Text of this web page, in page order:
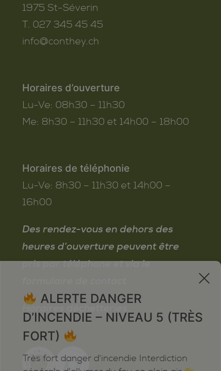
1975 St-Séverin
T. 027 345 45 45
info@conthey.ch
Horaires d’ouverture
Lu-Ve: 08h30 – 11h30
Me: 8h30 – 11h30 et 14h00 – 18h00
Horaires de téléphonie
Lu-Ve: 8h30 – 11h30 et 14h00 –
16h00
Des rendez-vous en dehors des
heures d’ouverture peuvent être
pris par téléphone et via le
Horaires déchetteries
x
ALERTE DANGER
D’INCENDIE – NIVEAU 5 (TRÈS
FORT)
Très fort danger d'incendie Interdiction